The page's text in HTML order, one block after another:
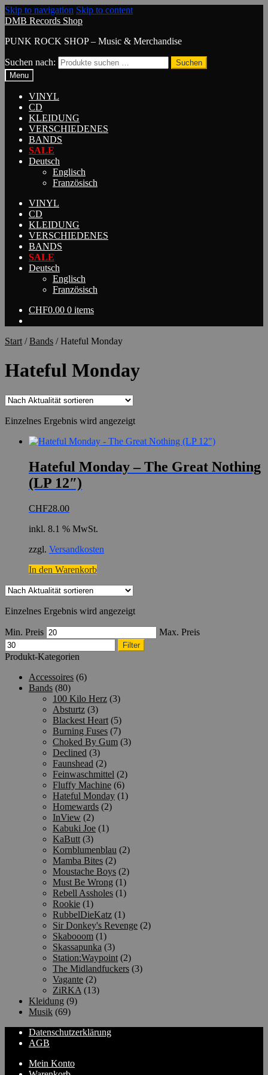
Skip to navigation Skip to content
DMB Records Shop
PUNK ROCK SHOP – Music & Merchandise
Suchen nach:
Suchen
Menu
VINYL
CD
KLEIDUNG
VERSCHIEDENES
BANDS
SALE
Deutsch
Englisch
Französisch
VINYL
CD
KLEIDUNG
VERSCHIEDENES
BANDS
SALE
Deutsch
Englisch
Französisch
CHF0.00 0 items
Start /Bands /Hateful Monday
Hateful Monday
Einzelnes Ergebnis wird angezeigt
Hateful Monday – The Great Nothing
(LP 12″)
CHF28.00
inkl. 8.1 % MwSt.
zzgl. Versandkosten
In den Warenkorb
Einzelnes Ergebnis wird angezeigt
Min. Preis Max. Preis
Filter
Produkt-Kategorien
Accessoires (6)
Bands (80)
100 Kilo Herz (3)
Absturtz (3)
Blackest Heart (5)
Burning Fuses (7)
Choked By Gum (3)
Declined (3)
Faunshead (2)
Feinwaschmittel (2)
Fluffy Machine (6)
Hateful Monday (1)
Homewards (2)
InView (2)
Kabuki Joe (1)
KaButt (3)
Kornblumenblau (2)
Mamba Bites (2)
Moustache Boys (2)
Must Be Wrong (1)
Rebell Assholes (1)
Rookie (1)
RubbelDieKatz (1)
Sir Donkey's Revenge (2)
Skabooom (1)
Skassapunka (3)
Station:Waypoint (2)
The Midlandfuckers (3)
Vagante (2)
ZiRKA (13)
Kleidung (9)
Musik (69)
Datenschutzerklärung
AGB
Mein Konto